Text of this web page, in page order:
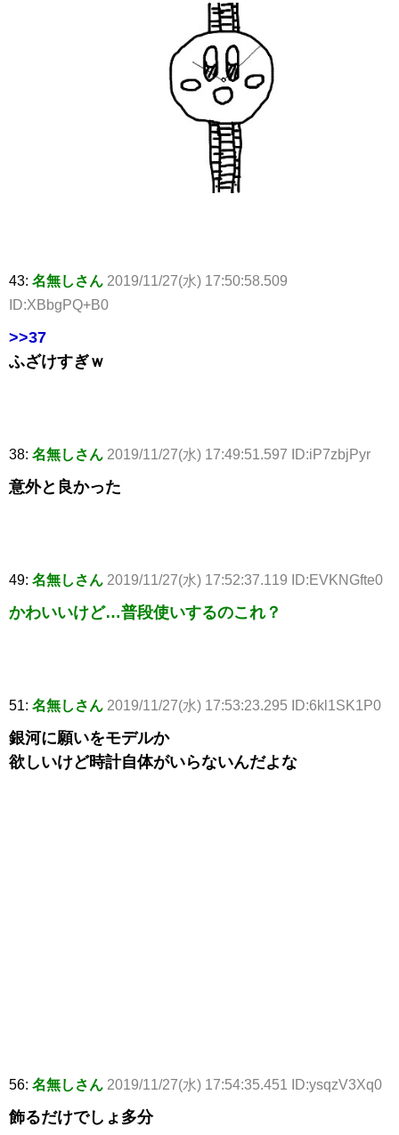
43: 名無しさん 2019/11/27(水) 17:50:58.509
ID:XBbgPQ+B0
>>37
ふざけすぎｗ
38: 名無しさん 2019/11/27(水) 17:49:51.597 ID:iP7zbjPyr
意外と良かった
49: 名無しさん 2019/11/27(水) 17:52:37.119 ID:EVKNGfte0
かわいいけど…普段使いするのこれ？
51: 名無しさん 2019/11/27(水) 17:53:23.295 ID:6kl1SK1P0
銀河に願いをモデルか
欲しいけど時計自体がいらないんだよな
56: 名無しさん 2019/11/27(水) 17:54:35.451 ID:ysqzV3Xq0
飾るだけでしょ多分